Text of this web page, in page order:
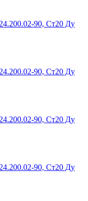
90, Ст20 Ду
90, Ст20 Ду
90, Ст20 Ду
90, Ст20 Ду